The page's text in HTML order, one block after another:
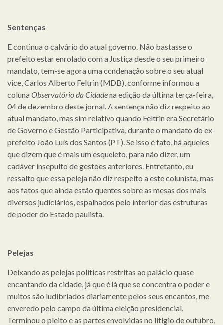
Sentenças
E continua o calvário do atual governo. Não bastasse o
prefeito estar enrolado com a Justiça desde o seu primeiro
mandato, tem-se agora uma condenação sobre o seu atual
vice, Carlos Alberto Feltrin (MDB), conforme informou a
coluna Observatório da Cidadena edição da última terça-feira,
04 de dezembro deste jornal. A sentença não diz respeito ao
atual mandato, mas sim relativo quando Feltrin era Secretário
de Governo e Gestão Participativa, durante o mandato do ex-
prefeito João Luís dos Santos (PT). Se isso é fato, há aqueles
que dizem que é mais um esqueleto, para não dizer, um
cadáver insepulto de gestões anteriores. Entretanto, eu
ressalto que essa peleja não diz respeito a este colunista, mas
aos fatos que ainda estão quentes sobre as mesas dos mais
diversos judiciários, espalhados pelo interior das estruturas
de poder do Estado paulista.
Pelejas
Deixando as pelejas políticas restritas ao palácio quase
encantando da cidade, já que é lá que se concentra o poder e
muitos são ludibriados diariamente pelos seus encantos, me
enveredo pelo campo da última eleição presidencial.
Terminou o pleito e as partes envolvidas no litigio de outubro,